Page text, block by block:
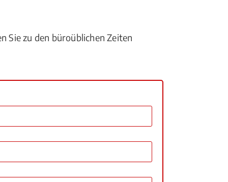
Sie zu den büroüblichen Zeiten